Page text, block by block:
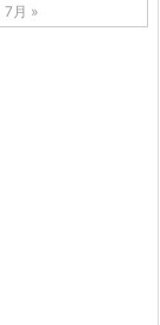
7月 »